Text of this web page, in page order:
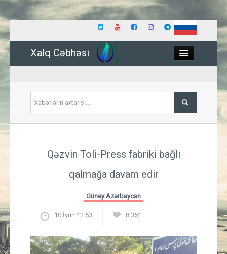
Xalq Cəbhəsi
İqtisadiyyat
Güney Azərbaycan
Qəzvin Toli-Press fabriki bağlı
qalmağa davam edir
Güney Azərbaycan
10 İyun 12:53 8 351